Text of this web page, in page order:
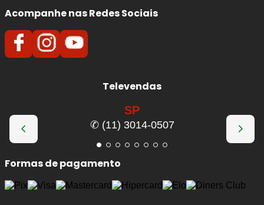
Acompanhe nas Redes Sociais
Televendas
SP
✆ (11) 3014-0507
Formas de pagamento